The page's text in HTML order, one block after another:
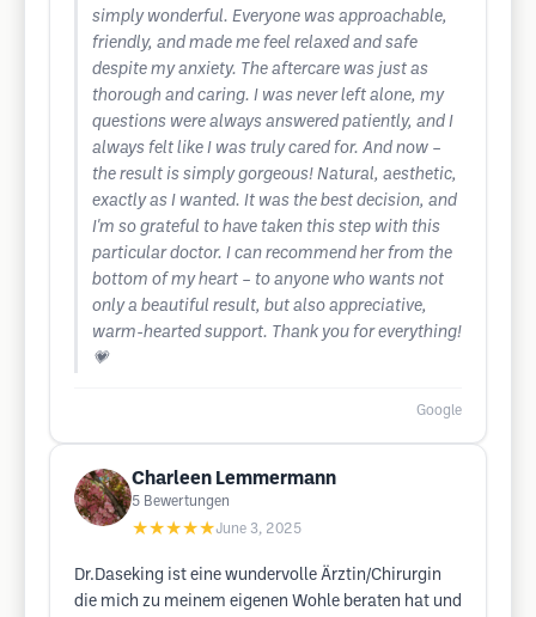
simply wonderful. Everyone was approachable,
friendly, and made me feel relaxed and safe
despite my anxiety. The aftercare was just as
thorough and caring. I was never left alone, my
questions were always answered patiently, and I
always felt like I was truly cared for. And now –
the result is simply gorgeous! Natural, aesthetic,
exactly as I wanted. It was the best decision, and
I'm so grateful to have taken this step with this
particular doctor. I can recommend her from the
bottom of my heart – to anyone who wants not
only a beautiful result, but also appreciative,
warm-hearted support. Thank you for everything!
💗
Google
Charleen Lemmermann
5 Bewertungen
★★★★★June 3, 2025
Dr.Daseking ist eine wundervolle Ärztin/Chirurgin
die mich zu meinem eigenen Wohle beraten hat und